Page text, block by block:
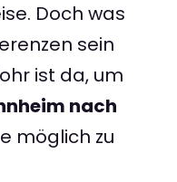
Doch was
sein
ist da, um
nach
möglich zu